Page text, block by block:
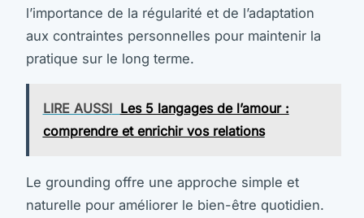
l’importance de la régularité et de l’adaptation
aux contraintes personnelles pour maintenir la
pratique sur le long terme.
LIRE AUSSI Les 5 langages de l’amour :
comprendre et enrichir vos relations
Le grounding offre une approche simple et
naturelle pour améliorer le bien-être quotidien.